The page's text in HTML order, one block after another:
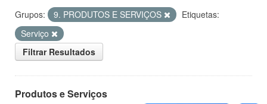
Grupos: 9. PRODUTOS E SERVIÇOS
Etiquetas:
Serviço
Filtrar Resultados
Produtos e Serviços